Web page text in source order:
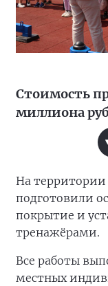
Стоимость
миллиона
На территории
подготовили
покрытие и
тренажёрами.
Все работы
местных